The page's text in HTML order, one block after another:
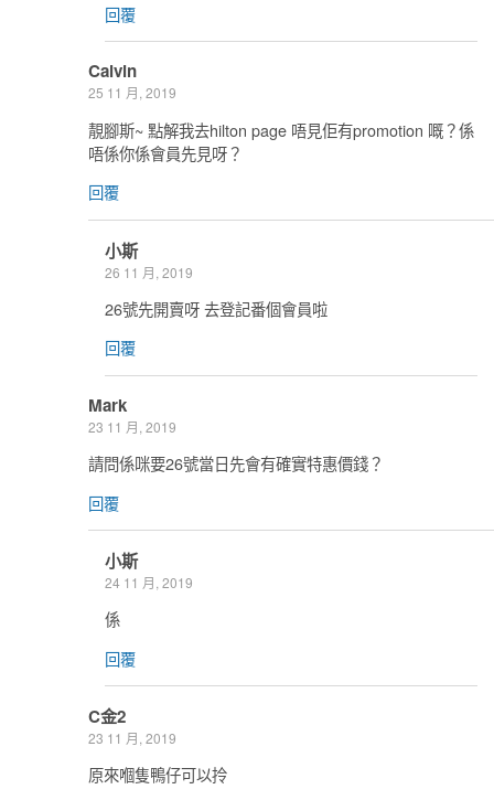
回覆
Calvin
25 11 月, 2019
靚腳斯~ 點解我去hilton page 唔見佢有promotion 嘅？係
唔係你係會員先見呀？
回覆
小斯
26 11 月, 2019
26號先開賣呀 去登記番個會員啦
回覆
Mark
23 11 月, 2019
請問係咪要26號當日先會有確實特惠價錢？
回覆
小斯
24 11 月, 2019
係
回覆
C金2
23 11 月, 2019
原來嗰隻鴨仔可以拎